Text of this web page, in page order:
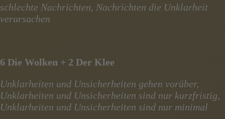
schlechte Nachrichten, Nachrichten die Unklarheit
verursachen
6 Die Wolken + 2 Der Klee
Unklarheiten und Unsicherheiten gehen vorüber,
Unklarheiten und Unsicherheiten sind nur kurzfristig,
Unklarheiten und Unsicherheiten sind nur minimal